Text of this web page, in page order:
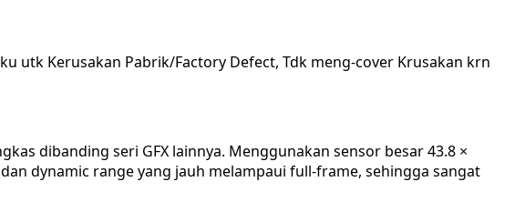
utk Kerusakan Pabrik/Factory Defect, Tdk meng-cover Krusakan krn
dibanding seri GFX lainnya. Menggunakan sensor besar 43.8 ×
dynamic range yang jauh melampaui full-frame, sehingga sangat